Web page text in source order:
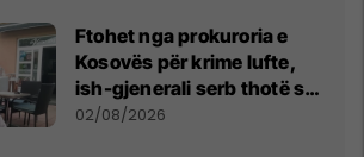
Ftohet nga prokuroria e
Kosovës për krime lufte,
ish-gjenerali serb thotë se
dikush e tradhtoi në
02/08/2026